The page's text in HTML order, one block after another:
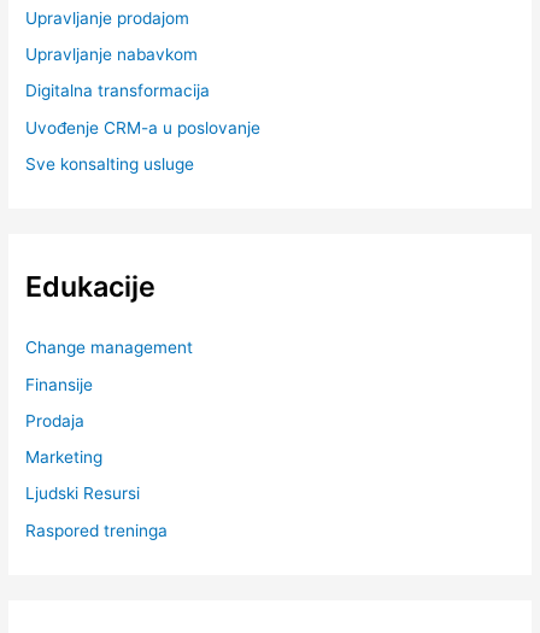
Upravljanje prodajom
Upravljanje nabavkom
Digitalna transformacija
Uvođenje CRM-a u poslovanje
Sve konsalting usluge
Edukacije
Change management
Finansije
Prodaja
Marketing
Ljudski Resursi
Raspored treninga